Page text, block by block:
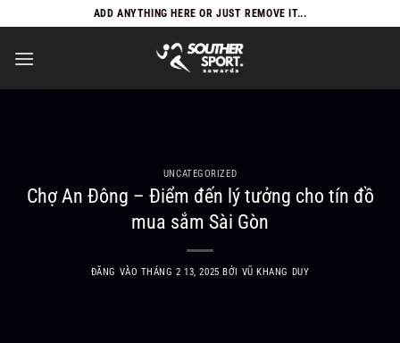
qua
nội
ADD ANYTHING HERE OR JUST REMOVE IT...
UNCATEGORIZED
Chợ An Đông – Điểm đến lý tưởng cho tín đồ
mua sắm Sài Gòn
ĐĂNG VÀO THÁNG 2 13, 2025 BỞI VŨ KHANG DUY